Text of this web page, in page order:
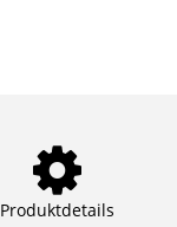
Produktdetails